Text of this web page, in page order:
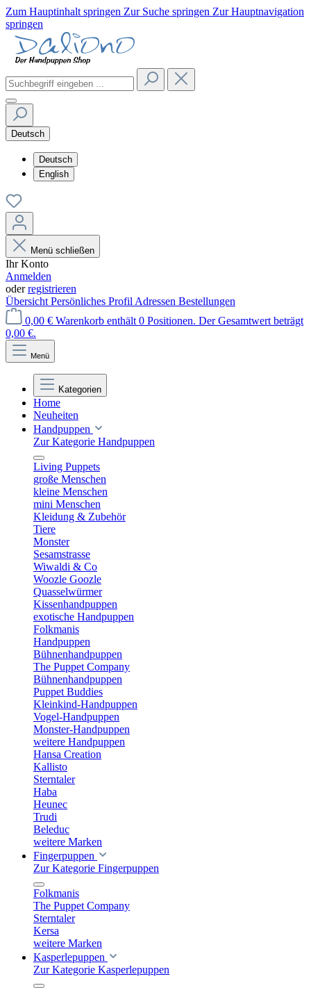
Zum Hauptinhalt springen Zur Suche springen Zur Hauptnavigation
springen
Deutsch
Deutsch
English
Menü schließen
Ihr Konto
Anmelden
oderregistrieren
Übersicht Persönliches Profil Adressen Bestellungen
0,00 € Warenkorb enthält 0 Positionen. Der Gesamtwert beträgt
0,00 €.
Menü
Kategorien
Home
Neuheiten
Handpuppen
Zur Kategorie Handpuppen
Living Puppets
große Menschen
kleine Menschen
mini Menschen
Kleidung & Zubehör
Tiere
Monster
Sesamstrasse
Wiwaldi & Co
Woozle Goozle
Quasselwürmer
Kissenhandpuppen
exotische Handpuppen
Folkmanis
Handpuppen
Bühnenhandpuppen
The Puppet Company
Bühnenhandpuppen
Puppet Buddies
Kleinkind-Handpuppen
Vogel-Handpuppen
Monster-Handpuppen
weitere Handpuppen
Hansa Creation
Kallisto
Sterntaler
Haba
Heunec
Trudi
Beleduc
weitere Marken
Fingerpuppen
Zur Kategorie Fingerpuppen
Folkmanis
The Puppet Company
Sterntaler
Kersa
weitere Marken
Kasperlepuppen
Zur Kategorie Kasperlepuppen